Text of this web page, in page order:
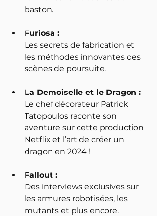
baston.
Furiosa :
Les secrets de fabrication et
les méthodes innovantes des
scènes de poursuite.
La Demoiselle et le Dragon :
Le chef décorateur Patrick
Tatopoulos raconte son
aventure sur cette production
Netflix et l’art de créer un
dragon en 2024 !
Fallout :
Des interviews exclusives sur
les armures robotisées, les
mutants et plus encore.